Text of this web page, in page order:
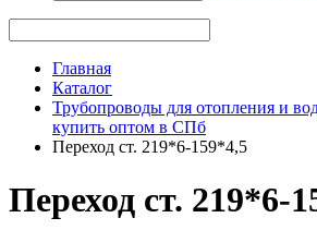
Главная
Каталог
Трубопроводы для отопления и
купить оптом в СПб
Переход ст. 219*6-159*4,5
Переход ст. 219*6-